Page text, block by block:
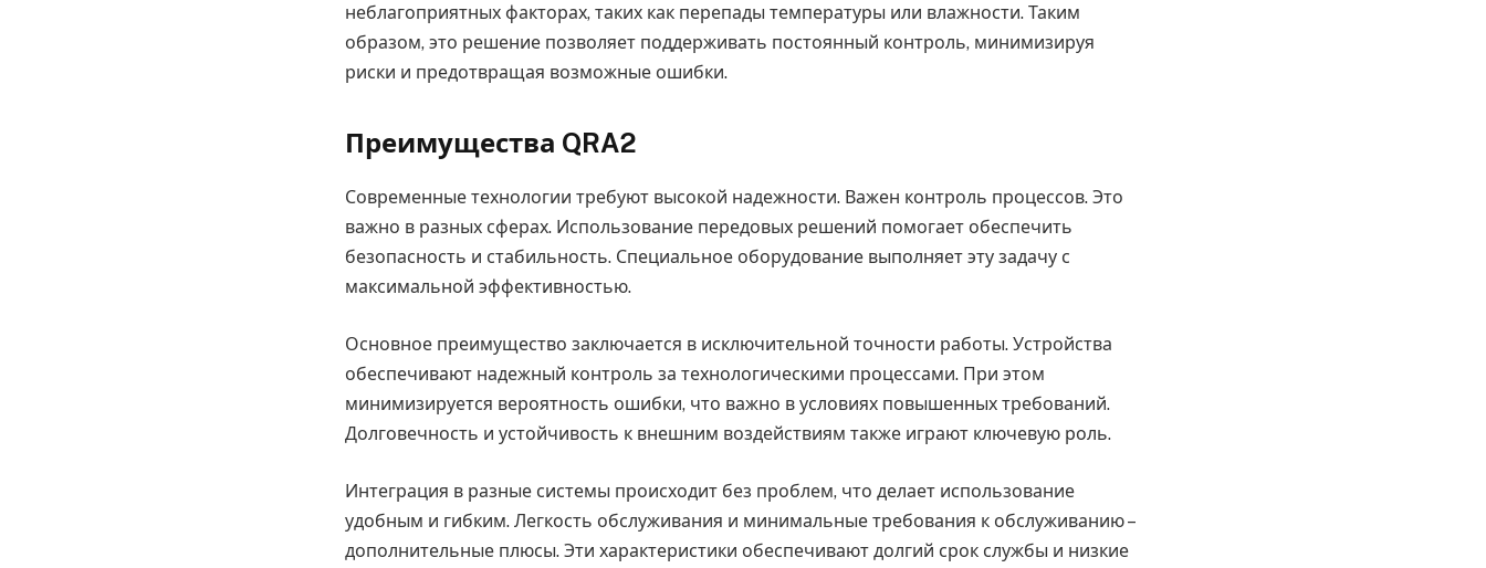
неблагоприятных факторах, таких как перепады температуры или влажности. Таким
образом, это решение позволяет поддерживать постоянный контроль, минимизируя
риски и предотвращая возможные ошибки.
Преимущества QRA2
Современные технологии требуют высокой надежности. Важен контроль процессов. Это
важно в разных сферах. Использование передовых решений помогает обеспечить
безопасность и стабильность. Специальное оборудование выполняет эту задачу с
максимальной эффективностью.
Основное преимущество заключается в исключительной точности работы. Устройства
обеспечивают надежный контроль за технологическими процессами. При этом
минимизируется вероятность ошибки, что важно в условиях повышенных требований.
Долговечность и устойчивость к внешним воздействиям также играют ключевую роль.
Интеграция в разные системы происходит без проблем, что делает использование
удобным и гибким. Легкость обслуживания и минимальные требования к обслуживанию –
дополнительные плюсы. Эти характеристики обеспечивают долгий срок службы и низкие